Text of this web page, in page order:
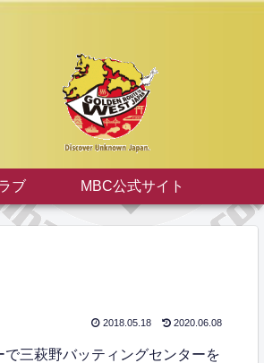
ブ MBC公式サイト
2018.05.18 2020.06.08
三萩野バッティングセンターを